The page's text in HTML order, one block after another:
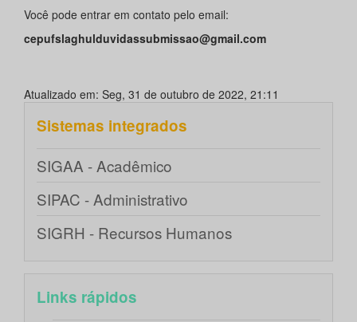
Você pode entrar em contato pelo email:
cepufslaghulduvidassubmissao@gmail.com
Atualizado em: Seg, 31 de outubro de 2022, 21:11
Sistemas integrados
SIGAA - Acadêmico
SIPAC - Administrativo
SIGRH - Recursos Humanos
Links rápidos